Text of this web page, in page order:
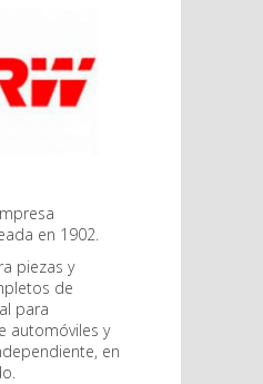
en 1902.
piezas y
de
para
automóviles y
en